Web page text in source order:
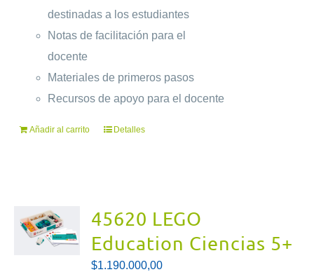
destinadas a los estudiantes
Notas de facilitación para el
docente
Materiales de primeros pasos
Recursos de apoyo para el docente
Añadir al carrito Detalles
45620 LEGO
Education Ciencias 5+
$1.190.000,00